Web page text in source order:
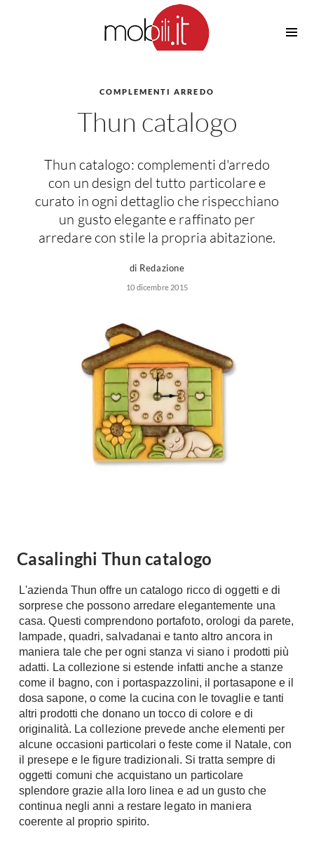
Cucine Design
Cucine Moderne
Cucine Country
Cucine Monoblocco
Consigli Cucine
Attrezzature Interne
Lavastoviglie
Lavatrici
Asciugatrici
Piccoli
Elettrodomestici
Casalinghi
Soggiorno
Mobili Soggiorno
Librerie
Vetrine
Pareti Attrezzate
Porta Tv
Contatti
Divani
Divani moderni
Divani classici
Poltrone
Poltroncine
Piscine
Casette in Legno
Ombrelloni
Pergole
Giardinaggio
Piante
Applique
Plafoniere
Riscaldamento
Caminetti
Stufe
Climatizzatore
Deumidificatori
Chiller
Pompe di calore
Ecologia
Geotermia
Case in Legno
Case Prefabbricate
Fotovoltaico
Riciclo
COMPLEMENTI ARREDO
Thun catalogo
Thun catalogo: complementi d'arredo
con un design del tutto particolare e
curato in ogni dettaglio che rispecchiano
un gusto elegante e raffinato per
arredare con stile la propria abitazione.
di Redazione
10 dicembre 2015
Casalinghi Thun catalogo
L'azienda Thun offre un catalogo ricco di oggetti e di
sorprese che possono arredare elegantemente una
casa. Questi comprendono portafoto, orologi da parete,
lampade, quadri, salvadanai e tanto altro ancora in
maniera tale che per ogni stanza vi siano i prodotti più
adatti. La collezione si estende infatti anche a stanze
come il bagno, con i portaspazzolini, il portasapone e il
dosa sapone, o come la cucina con le tovaglie e tanti
altri prodotti che donano un tocco di colore e di
originalità. La collezione prevede anche elementi per
alcune occasioni particolari o feste come il Natale, con
il presepe e le figure tradizionali. Si tratta sempre di
oggetti comuni che acquistano un particolare
splendore grazie alla loro linea e ad un gusto che
continua negli anni a restare legato in maniera
coerente al proprio spirito.